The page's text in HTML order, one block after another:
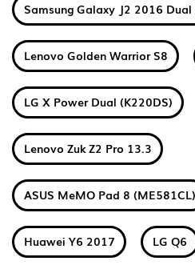
Samsung Galaxy J2 2016 Dual
Lenovo Golden Warrior S8
LG X Power Dual (K220DS)
Lenovo Zuk Z2 Pro 13.3
ASUS MeMO Pad 8 (ME581CL)
Huawei Y6 2017 LG Q6